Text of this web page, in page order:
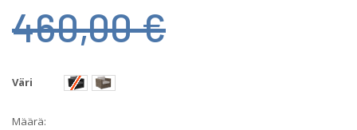
460,00 €
Väri
Määrä: